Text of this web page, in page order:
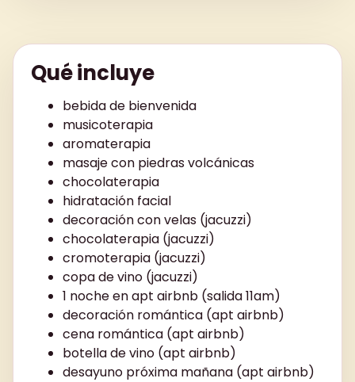
Qué incluye
bebida de bienvenida
musicoterapia
aromaterapia
masaje con piedras volcánicas
chocolaterapia
hidratación facial
decoración con velas (jacuzzi)
chocolaterapia (jacuzzi)
cromoterapia (jacuzzi)
copa de vino (jacuzzi)
1 noche en apt airbnb (salida 11am)
decoración romántica (apt airbnb)
cena romántica (apt airbnb)
botella de vino (apt airbnb)
desayuno próxima mañana (apt airbnb)